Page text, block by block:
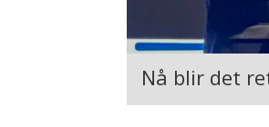
Nå blir det